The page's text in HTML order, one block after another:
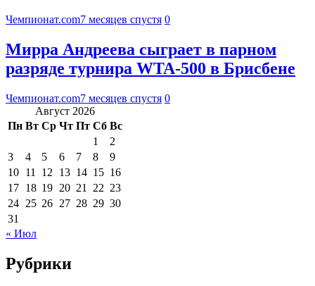
Чемпионат.com7 месяцев спустя 0
Мирра Андреева сыграет в парном
разряде турнира WTA-500 в Брисбене
Чемпионат.com7 месяцев спустя 0
Август 2026
Пн Вт Ср Чт Пт Сб Вс
1
2
3
4 5 6 7 8
9
10 11 12 13 14 15 16
17 18 19 20 21 22 23
24 25 26 27 28 29 30
31
« Июл
Рубрики